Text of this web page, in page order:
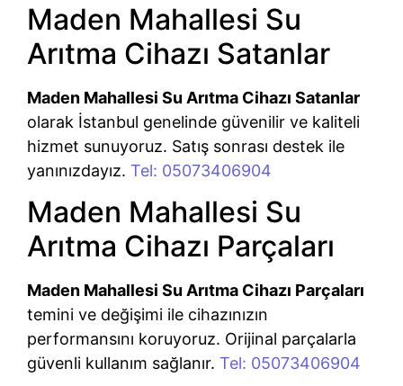
Maden Mahallesi Su
Arıtma Cihazı Satanlar
Maden Mahallesi Su Arıtma Cihazı Satanlar
olarak İstanbul genelinde güvenilir ve kaliteli
hizmet sunuyoruz. Satış sonrası destek ile
yanınızdayız. Tel: 05073406904
Maden Mahallesi Su
Arıtma Cihazı Parçaları
Maden Mahallesi Su Arıtma Cihazı Parçaları
temini ve değişimi ile cihazınızın
performansını koruyoruz. Orijinal parçalarla
güvenli kullanım sağlanır. Tel: 05073406904